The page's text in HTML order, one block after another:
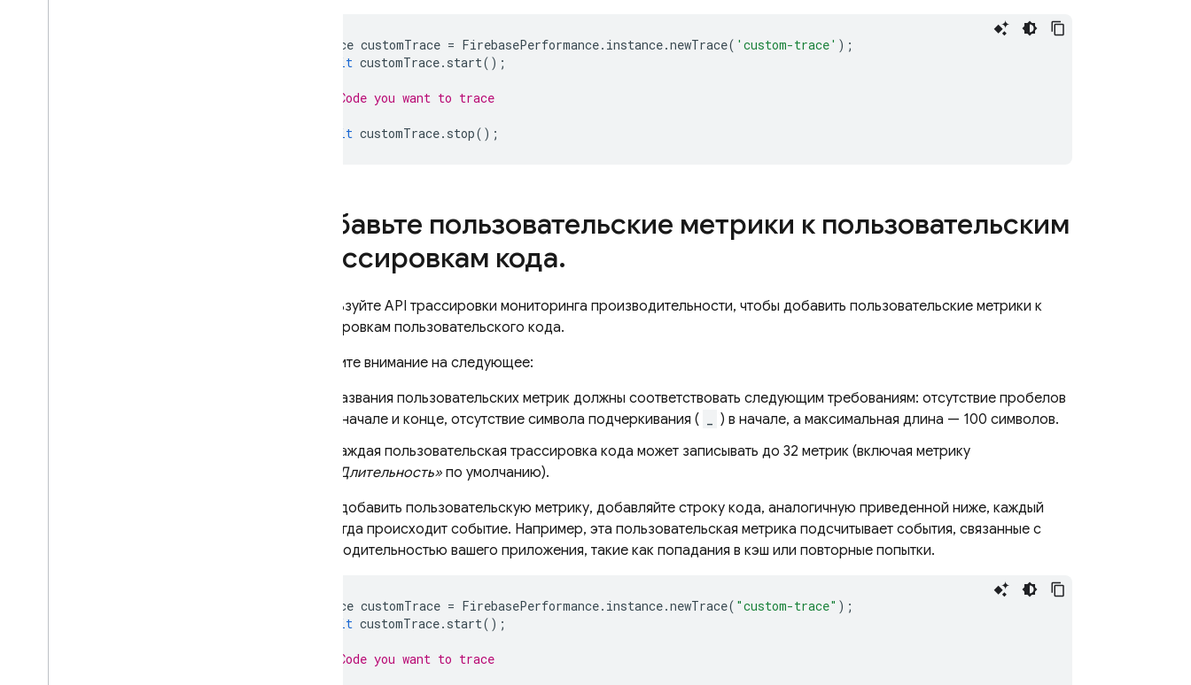
Trace customTrace = FirebasePerformance. instance.newTrace( 'custom-trace' );
await customTrace. start();
// Code you want to trace
await customTrace. stop();
Добавьте пользовательские метрики к пользовательским
трассировкам кода.
Используйте API трассировки мониторинга производительности, чтобы добавить пользовательские метрики к
трассировкам пользовательского кода.
Обратите внимание на следующее:
Названия пользовательских метрик должны соответствовать следующим требованиям: отсутствие пробелов
в начале и конце, отсутствие символа подчеркивания (
) в начале, а максимальная длина — 100 символов.
Каждая пользовательская трассировка кода может записывать до 32 метрик (включая метрику
«Длительность» по умолчанию).
Чтобы добавить пользовательскую метрику, добавляйте строку кода, аналогичную приведенной ниже, каждый
раз, когда происходит событие. Например, эта пользовательская метрика подсчитывает события, связанные с
производительностью вашего приложения, такие как попадания в кэш или повторные попытки.
Trace customTrace = FirebasePerformance. instance.newTrace( "custom-trace" );
await customTrace. start();
// Code you want to trace